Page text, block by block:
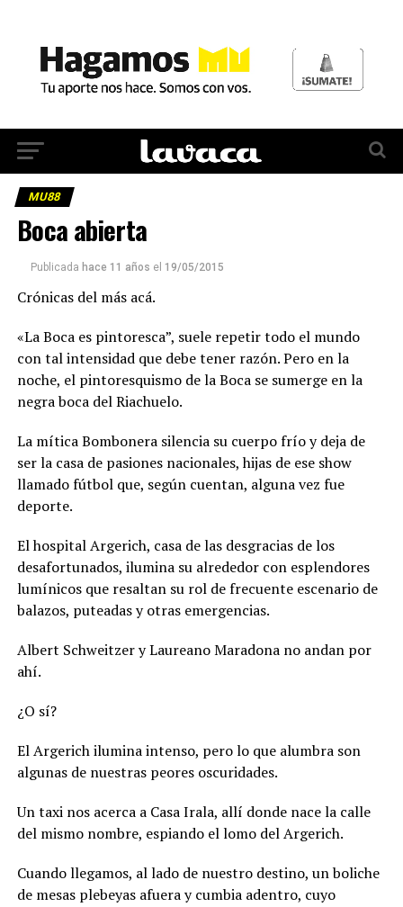
MU88
Boca abierta
Publicada hace 11 años el 19/05/2015
Crónicas del más acá.
«La Boca es pintoresca”, suele repetir todo el mundo
con tal intensidad que debe tener razón. Pero en la
noche, el pintoresquismo de la Boca se sumerge en la
negra boca del Riachuelo.
La mítica Bombonera silencia su cuerpo frío y deja de
ser la casa de pasiones nacionales, hijas de ese show
llamado fútbol que, según cuentan, alguna vez fue
deporte.
El hospital Argerich, casa de las desgracias de los
desafortunados, ilumina su alrededor con esplendores
lumínicos que resaltan su rol de frecuente escenario de
balazos, puteadas y otras emergencias.
Albert Schweitzer y Laureano Maradona no andan por
ahí.
¿O sí?
El Argerich ilumina intenso, pero lo que alumbra son
algunas de nuestras peores oscuridades.
Un taxi nos acerca a Casa Irala, allí donde nace la calle
del mismo nombre, espiando el lomo del Argerich.
Cuando llegamos, al lado de nuestro destino, un boliche
de mesas plebeyas afuera y cumbia adentro, cuyo